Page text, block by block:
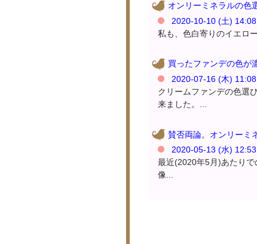
オンリーミネラルの色
2020-10-10 (土)
私も、色白寄りのイエロ
買ったファンデの色が
2020-07-16 (木)
クリームファンデの色選
来ました。...
賛否両論。オンリーミ
2020-05-13 (水)
最近(2020年5月)あたり
像...